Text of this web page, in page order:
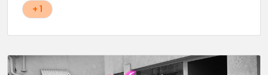
+ 1